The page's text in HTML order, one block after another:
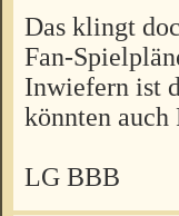
Das klingt
Fan-
Inwiefern ist
könnten auch
LG BBB